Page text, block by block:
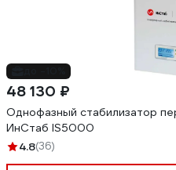
48 130 ₽
Однофазный стабилизатор
ИнСтаб IS5000
4.8(36)